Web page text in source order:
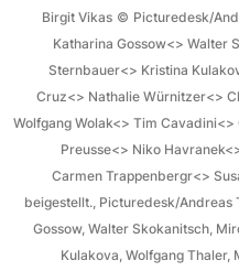
Birgit Vikas © Picturedesk/
Katharina Gossow<> Walter
Sternbauer<> Kristina
Cruz<> Nathalie Würnitzer<>
Wolfgang Wolak<> Tim
Preusse<> Niko
Carmen Trappenbergr<>
beigestellt., Picturedesk/Andreas
Gossow, Walter Skokanitsch,
Kulakova, Wolfgang Thaler,